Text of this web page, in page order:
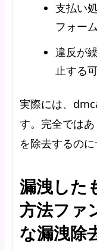
支払い
フォー
違反が
止する
実際には、
す。完全では
を除去するのに
漏洩した
方法ファ
な漏洩除